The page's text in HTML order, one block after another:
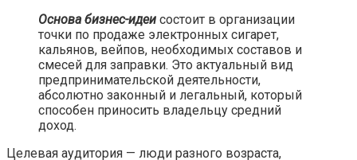
Основа бизнес-идеи состоит в организации
точки по продаже электронных сигарет,
кальянов, вейпов, необходимых составов и
смесей для заправки. Это актуальный вид
предпринимательской деятельности,
абсолютно законный и легальный, который
способен приносить владельцу средний
доход.
Целевая аудитория — люди разного возраста,